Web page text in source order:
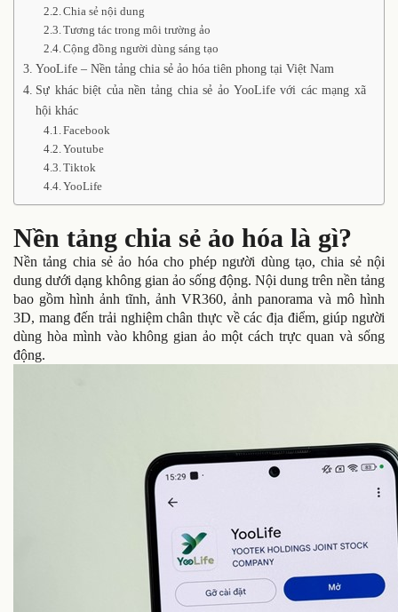
Chia sẻ nội dung
Tương tác trong môi trường ảo
Cộng đồng người dùng sáng tạo
YooLife – Nền tảng chia sẻ ảo hóa tiên phong tại Việt Nam
Sự khác biệt của nền tảng chia sẻ ảo YooLife với các mạng xã
hội khác
Facebook
Youtube
Tiktok
YooLife
Nền tảng chia sẻ ảo hóa là gì?
Nền tảng chia sẻ ảo hóa cho phép người dùng tạo, chia sẻ nội
dung dưới dạng không gian ảo sống động. Nội dung trên nền tảng
bao gồm hình ảnh tĩnh, ảnh VR360, ảnh panorama và mô hình
3D, mang đến trải nghiệm chân thực về các địa điểm, giúp người
dùng hòa mình vào không gian ảo một cách trực quan và sống
động.